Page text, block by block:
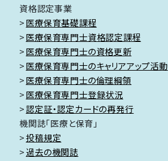
資格認定事業
医療保育基礎課程
医療保育専門士資格認定課程
医療保育専門士の資格更新
医療保育専門士のキャリアアップ活動
医療保育専門士の倫理綱領
医療保育専門士登録状況
認定証・認定カードの再発行
機関誌「医療と保育」
投稿規定
過去の機関誌